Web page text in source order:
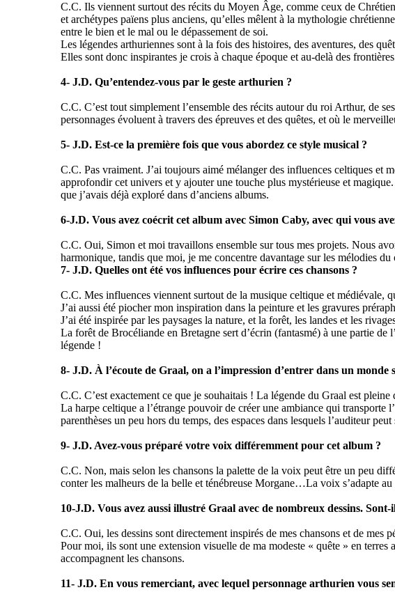
C.C. Ils viennent surtout des récits du Moyen Âge, comme ceux de
et archétypes païens plus anciens, qu’elles mêlent à la mythologie
entre le bien et le mal ou le dépassement de soi.
Les légendes arthuriennes sont à la fois des histoires, des aventures, des
Elles sont donc inspirantes je crois à chaque époque et au-delà des
4- J.D. Qu’entendez-vous par le geste arthurien ?
C.C. C’est tout simplement l’ensemble des récits autour du roi Arthur, de
personnages évoluent à travers des épreuves et des quêtes, et où le
5- J.D. Est-ce la première fois que vous abordez ce style musical ?
C.C. Pas vraiment. J’ai toujours aimé mélanger des influences celtiques et
approfondir cet univers et y ajouter une touche plus mystérieuse et
que j’avais déjà exploré dans d’anciens albums.
6-J.D. Vous avez coécrit cet album avec Simon Caby, avec qui vous
C.C. Oui, Simon et moi travaillons ensemble sur tous mes projets. Nous
harmonique, tandis que moi, je me concentre davantage sur les mélodies du
7- J.D. Quelles ont été vos influences pour écrire ces chansons ?
C.C. Mes influences viennent surtout de la musique celtique et médiévale,
J’ai aussi été piocher mon inspiration dans la peinture et les gravures
J’ai été inspirée par les paysages la nature, et la forêt, les landes et les
La forêt de Brocéliande en Bretagne sert d’écrin (fantasmé) à une partie
légende !
8- J.D. À l’écoute de Graal, on a l’impression d’entrer dans un monde
C.C. C’est exactement ce que je souhaitais ! La légende du Graal est
La harpe celtique a l’étrange pouvoir de créer une ambiance qui transporte
parenthèses un peu hors du temps, des espaces dans lesquels l’auditeur
9- J.D. Avez-vous préparé votre voix différemment pour cet album ?
C.C. Non, mais selon les chansons la palette de la voix peut être un peu
conter les malheurs de la belle et ténébreuse Morgane…La voix s’adapte au
10-J.D. Vous avez aussi illustré Graal avec de nombreux dessins. Sont-
C.C. Oui, les dessins sont directement inspirés de mes chansons et de mes
Pour moi, ils sont une extension visuelle de ma modeste « quête » en
accompagnent les chansons.
11- J.D. En vous remerciant, avec lequel personnage arthurien vous